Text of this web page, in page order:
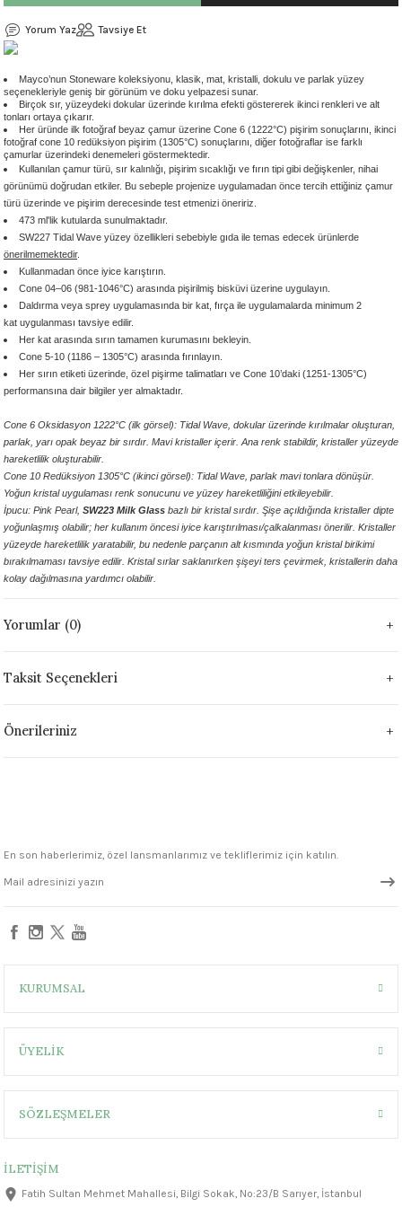
- 1222 °C
- 1046 °C
1046 °C
- 1046 °C
°C
°C
999 - 1222 °C
1305 °C
Yorum Yaz Tavsiye Et
Mayco’nun Stoneware koleksiyonu, klasik, mat, kristalli, dokulu ve parlak yüzey
seçenekleriyle geniş bir görünüm ve doku yelpazesi sunar.
Birçok sır, yüzeydeki dokular üzerinde kırılma efekti göstererek ikinci renkleri ve alt
tonları ortaya çıkarır.
Her üründe ilk fotoğraf beyaz çamur üzerine Cone 6 (1222°C) pişirim sonuçlarını, ikinci
fotoğraf cone 10 redüksiyon pişirim (1305°C) sonuçlarını, diğer fotoğraflar ise farklı
çamurlar üzerindeki denemeleri göstermektedir.
Kullanılan çamur türü, sır kalınlığı, pişirim sıcaklığı ve fırın tipi gibi değişkenler, nihai
görünümü doğrudan etkiler. Bu sebeple projenize uygulamadan önce tercih ettiğiniz çamur
türü üzerinde ve pişirim derecesinde test etmenizi öneririz.
473 ml'lik kutularda sunulmaktadır.
SW227 Tidal Wave yüzey özellikleri sebebiyle gıda ile temas edecek ürünlerde
önerilmemektedir.
Kullanmadan önce iyice karıştırın.
Cone 04–06 (981-1046°C) arasında pişirilmiş bisküvi üzerine uygulayın.
Daldırma veya sprey uygulamasında bir kat, fırça ile uygulamalarda minimum 2
kat uygulanması tavsiye edilir.
Her kat arasında sırın tamamen kurumasını bekleyin.
Cone 5-10 (1186 – 1305°C) arasında fırınlayın.
Her sırın etiketi üzerinde, özel pişirme talimatları ve Cone 10’daki (1251-1305°C)
performansına dair bilgiler yer almaktadır.
Cone 6 Oksidasyon 1222°C (ilk görsel): Tidal Wave, dokular üzerinde kırılmalar oluşturan,
parlak, yarı opak beyaz bir sırdır. Mavi kristaller içerir. Ana renk stabildir, kristaller yüzeyde
hareketlilik oluşturabilir.
Cone 10 Redüksiyon 1305°C (ikinci görsel): Tidal Wave, parlak mavi tonlara dönüşür.
Yoğun kristal uygulaması renk sonucunu ve yüzey hareketliliğini etkileyebilir.
İpucu: Pink Pearl, SW223 Milk Glass bazlı bir kristal sırdır. Şişe açıldığında kristaller dipte
yoğunlaşmış olabilir; her kullanım öncesi iyice karıştırılması/çalkalanması önerilir. Kristaller
yüzeyde hareketlilik yaratabilir, bu nedenle parçanın alt kısmında yoğun kristal birikimi
bırakılmaması tavsiye edilir. Kristal sırlar saklanırken şişeyi ters çevirmek, kristallerin daha
kolay dağılmasına yardımcı olabilir.
Yorumlar (0)
Taksit Seçenekleri
Önerileriniz
En son haberlerimiz, özel lansmanlarımız ve tekliflerimiz için katılın.
KURUMSAL
ÜYELİK
SÖZLEŞMELER
İLETİŞİM
Fatih Sultan Mehmet Mahallesi, Bilgi Sokak, No:23/B Sarıyer, İstanbul